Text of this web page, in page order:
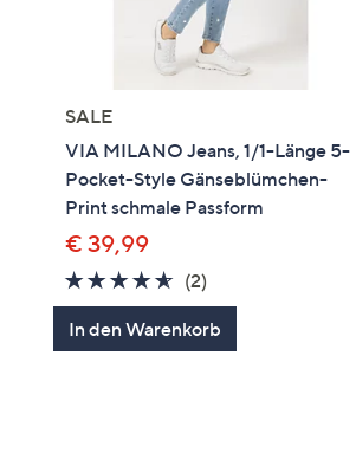
SALE
VIA MILANO Jeans, 1/1-Länge 5-
Pocket-Style Gänseblümchen-
Print schmale Passform
€ 39,99
4.5
von
5
(2)
Bewertungen
In den Warenkorb